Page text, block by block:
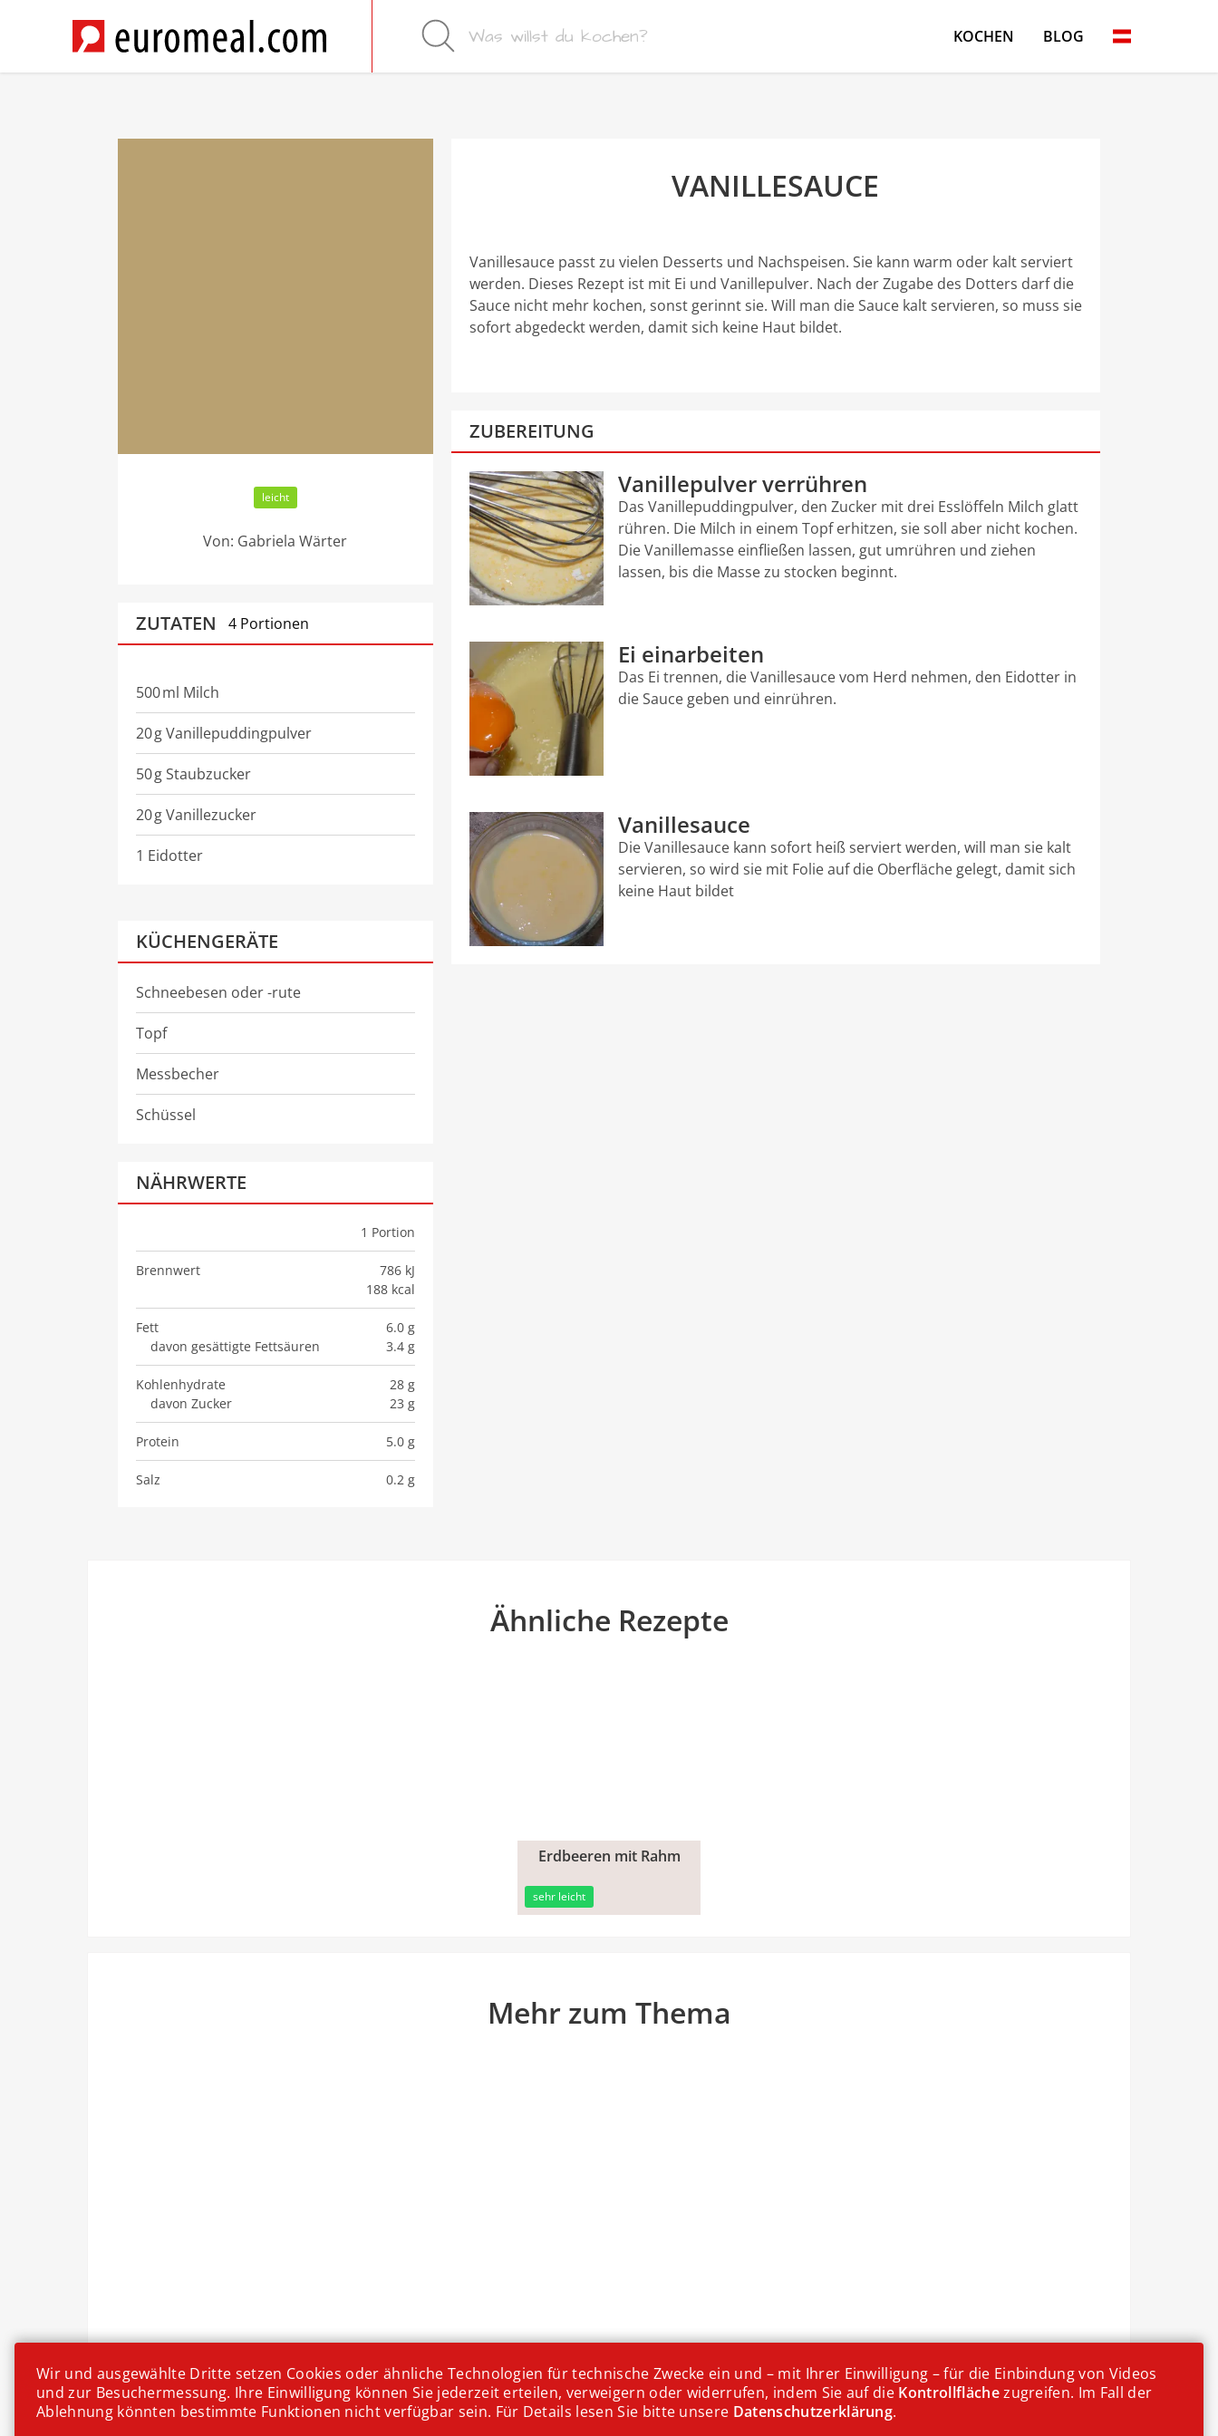
KOCHEN BLOG
leicht
Von: Gabriela Wärter
ZUTATEN 4 Portionen
500ml Milch
20gVanillepuddingpulver
50gStaubzucker
20gVanillezucker
1 Eidotter
KÜCHENGERÄTE
Schneebesen oder -rute
Topf
Messbecher
Schüssel
NÄHRWERTE
1 Portion
Brennwert
786 kJ
188 kcal
Fett
6.0 g
davon gesättigte Fettsäuren
3.4 g
Kohlenhydrate
28 g
davon Zucker
23 g
Protein 5.0 g
Salz 0.2 g
VANILLESAUCE
Vanillesauce passt zu vielen Desserts und Nachspeisen. Sie kann warm oder kalt serviert
werden. Dieses Rezept ist mit Ei und Vanillepulver. Nach der Zugabe des Dotters darf die
Sauce nicht mehr kochen, sonst gerinnt sie. Will man die Sauce kalt servieren, so muss sie
sofort abgedeckt werden, damit sich keine Haut bildet.
ZUBEREITUNG
Vanillepulver verrühren
Das Vanillepuddingpulver, den Zucker mit drei Esslöffeln Milch glatt
rühren. Die Milch in einem Topf erhitzen, sie soll aber nicht kochen.
Die Vanillemasse einfließen lassen, gut umrühren und ziehen
lassen, bis die Masse zu stocken beginnt.
Ei einarbeiten
Das Ei trennen, die Vanillesauce vom Herd nehmen, den Eidotter in
die Sauce geben und einrühren.
Vanillesauce
Die Vanillesauce kann sofort heiß serviert werden, will man sie kalt
servieren, so wird sie mit Folie auf die Oberfläche gelegt, damit sich
keine Haut bildet
Ähnliche Rezepte
Erdbeeren mit Rahm
sehr leicht
Mehr zum Thema
Dessert Nachspeise
Wir und ausgewählte Dritte setzen Cookies oder ähnliche Technologien für technische Zwecke ein und – mit Ihrer Einwilligung – für die Einbindung von Videos
und zur Besuchermessung. Ihre Einwilligung können Sie jederzeit erteilen, verweigern oder widerrufen, indem Sie auf die Kontrollflächezugreifen. Im Fall der
Ablehnung könnten bestimmte Funktionen nicht verfügbar sein. Für Details lesen Sie bitte unsere Datenschutzerklärung.